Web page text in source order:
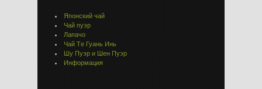
Японский чай
Чай пуэр
Лапачо
Чай Тe Гуaнь Инь
Шу Пуэр и Шен Пуэр
Информация